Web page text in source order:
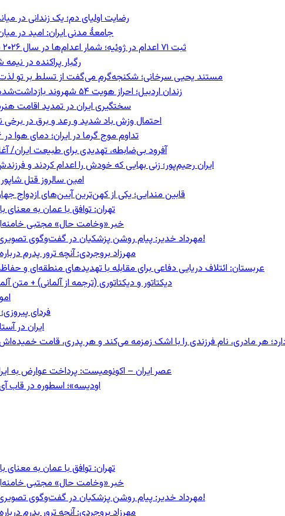
رضایت اولیای دم؛ یک زندانی در
جامعهٔ مدنی ایران: امید در
ثبت ۷۱ اعدام در ژوئیه؛ شمار اعدام‌ها در سال ۲۰۲۶ به دست‌کم ۴۴۴ نفر رسید
رگبار پراکنده در
مستند یحیی سرخانی؛ شکنجه‌گرم می‌گفت از تسلط بر تو
زندان اردبیل؛ احراز هویت ۵۴ شهروند بازداشت‌شده در اعتراضات دی‌ماه ۱۴۰۴
سختگیری ایران در تمدید اقامت
احتمال وزش باد شدید و رعد و برق در
تداوم موج گرما در ایران؛ دمای هوا در ۶استان به ۵۰درجه می‌رسد
آفرود بی‌ضابطه، تهدیدی برای طبیعت ایران/
ایران رحیم‌پور؛ زنی بهایی که خودش را اعدام کردند و
35 امین سالروز قتل
قابین مندایی؛ یکی از کهن‌ترین آیین‌های ازدواج
تهران: توافق با عمان به
خبر «وخامت حال» مجتبی
مهرداد خدیر: پیام روشن پزشکیان در گفت‌و‌گوی تصویری با مرد نامرئی: من هستم!
مهرزاد بروجردی: آنچه ترور پدرم
عربستان: ائتلاف دریایی دفاعی برای مقابله با تهدیدهای منطقه‌ای و
دیکتاتور و دیکتاتوری (ترجمه از آلمانی) + متن
فردای
ایران در
مادری، نام فرزندی را با اشک زمزمه می‌کند و هر پدری، قامت خمیده‌اش
عصر ایران – اکونومیست: پرداخت عوارض به
«اودیسه»؛ اسطوره در
تهران: توافق با عمان به
خبر «وخامت حال» مجتبی
مهرداد خدیر: پیام روشن پزشکیان در گفت‌و‌گوی تصویری با مرد نامرئی: من هستم!
مهرزاد بروجردی: آنچه ترور پدرم